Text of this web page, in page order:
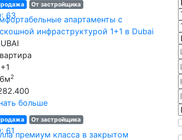
От застройщика
63
апартаменты с
инфраструктурой 1+1 в Dubai
2
больше
От застройщика
61 премиум класса в закрытом